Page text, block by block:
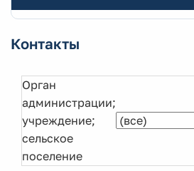
Контакты
Орган
администрации;
учреждение;
сельское
поселение